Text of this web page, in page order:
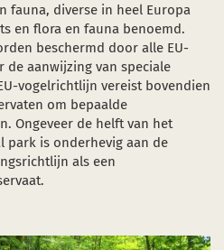
fauna, diverse in heel Europa
en flora en fauna benoemd.
beschermd door alle EU-
aanwijzing van speciale
vogelrichtlijn vereist bovendien
om bepaalde
Ongeveer de helft van het
park is onderhevig aan de
als een